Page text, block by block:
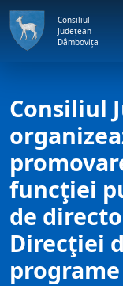
Consiliul
Județean
Dâmbovița
Consiliul
funcţiei
de
Direcţiei